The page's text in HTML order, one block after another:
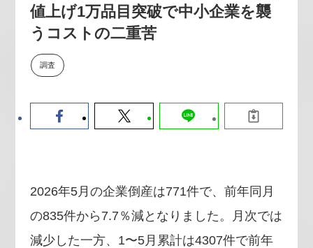
セミナー
【9/30開催】AIで何でもできる時
値上げ1万品目突破で中小企業を襲
うコストの二重苦
調査
2026年5月の企業倒産は771件で、前年同月
の835件から7.7％減となりました。月次では
減少した一方、1〜5月累計は4307件で前年